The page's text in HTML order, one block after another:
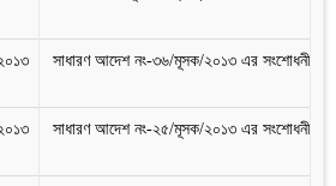
সাধারণ আদেশ নং-৩৬/মূসক/২০১৩ এর সংশোধনী
সাধারণ আদেশ নং-২৫/মূসক/২০১৩ এর সংশোধনী